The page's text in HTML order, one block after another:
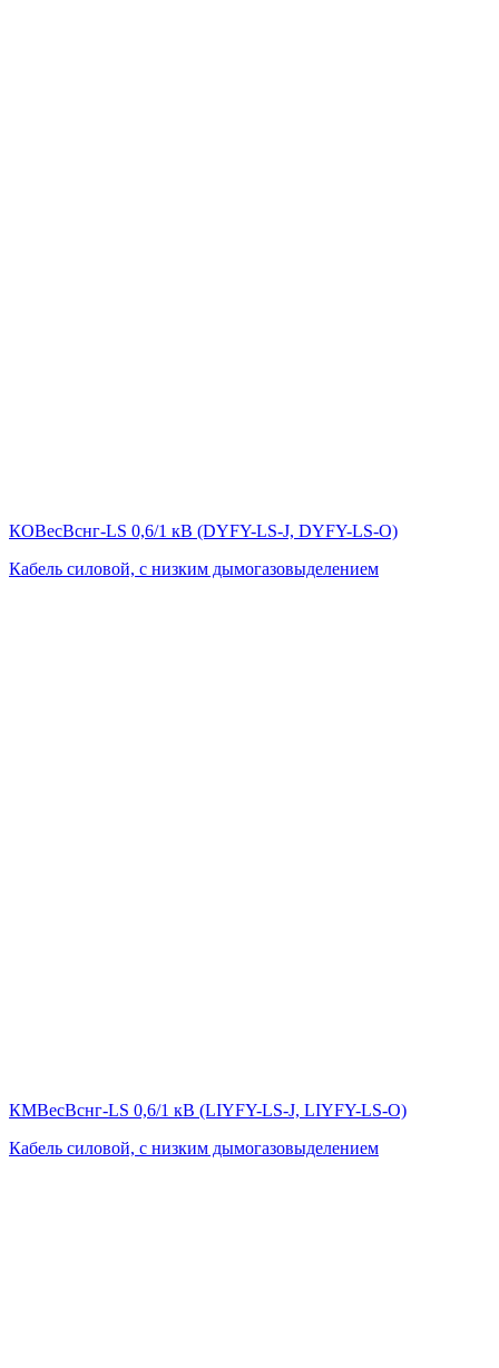
КОВесВснг-LS 0,6/1 кВ (DYFY-LS-J, DYFY-LS-O)
Кабель силовой, с низким дымогазовыделением
КМВесВснг-LS 0,6/1 кВ (LIYFY-LS-J, LIYFY-LS-O)
Кабель силовой, с низким дымогазовыделением